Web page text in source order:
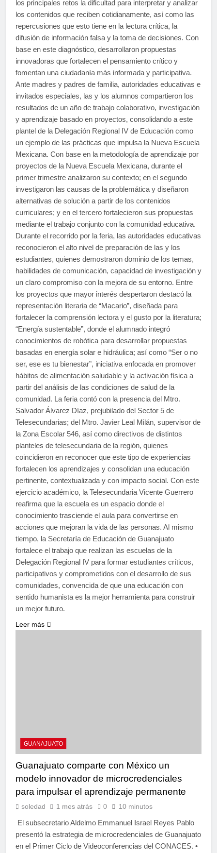
los principales retos la dificultad para interpretar y analizar
los contenidos que reciben cotidianamente, así como las
repercusiones que esto tiene en la lectura crítica, la
difusión de información falsa y la toma de decisiones. Con
base en este diagnóstico, desarrollaron propuestas
innovadoras que fortalecen el pensamiento crítico y
fomentan una ciudadanía más informada y participativa.
Ante madres y padres de familia, autoridades educativas e
invitados especiales, las y los alumnos compartieron los
resultados de un año de trabajo colaborativo, investigación
y aprendizaje basado en proyectos, consolidando a este
plantel de la Delegación Regional IV de Educación como
un ejemplo de las prácticas que impulsa la Nueva Escuela
Mexicana. Con base en la metodología de aprendizaje por
proyectos de la Nueva Escuela Mexicana, durante el
primer trimestre analizaron su contexto; en el segundo
investigaron las causas de la problemática y diseñaron
alternativas de solución a partir de los contenidos
curriculares; y en el tercero fortalecieron sus propuestas
mediante el trabajo conjunto con la comunidad educativa.
Durante el recorrido por la feria, las autoridades educativas
reconocieron el alto nivel de preparación de las y los
estudiantes, quienes demostraron dominio de los temas,
habilidades de comunicación, capacidad de investigación y
un claro compromiso con la mejora de su entorno. Entre
los proyectos que mayor interés despertaron destacó la
representación literaria de “Macario”, diseñada para
fortalecer la comprensión lectora y el gusto por la literatura;
“Energía sustentable”, donde el alumnado integró
conocimientos de robótica para desarrollar propuestas
basadas en energía solar e hidráulica; así como “Ser o no
ser, ese es tu bienestar”, iniciativa enfocada en promover
hábitos de alimentación saludable y la activación física a
partir del análisis de las condiciones de salud de la
comunidad. La feria contó con la presencia del Mtro.
Salvador Álvarez Díaz, prejubilado del Sector 5 de
Telesecundarias; del Mtro. Javier Leal Milán, supervisor de
la Zona Escolar 546, así como directivos de distintos
planteles de telesecundaria de la región, quienes
coincidieron en reconocer que este tipo de experiencias
fortalecen los aprendizajes y consolidan una educación
pertinente, contextualizada y con impacto social. Con este
ejercicio académico, la Telesecundaria Vicente Guerrero
reafirma que la escuela es un espacio donde el
conocimiento trasciende el aula para convertirse en
acciones que mejoran la vida de las personas. Al mismo
tiempo, la Secretaría de Educación de Guanajuato
fortalece el trabajo que realizan las escuelas de la
Delegación Regional IV para formar estudiantes críticos,
participativos y comprometidos con el desarrollo de sus
comunidades, convencida de que una educación con
sentido humanista es la mejor herramienta para construir
un mejor futuro.
Leer más
GUANAJUATO
Guanajuato comparte con México un
modelo innovador de microcredenciales
para impulsar el aprendizaje permanente
soledad 1 mes atrás 0 10 minutos
El subsecretario Aldelmo Emmanuel Israel Reyes Pablo
presentó la estrategia de microcredenciales de Guanajuato
en el Primer Ciclo de Videoconferencias del CONACES. •